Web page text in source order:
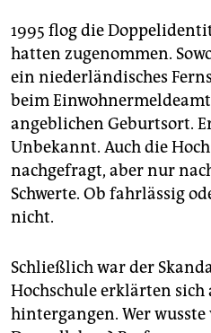
1995 flog die
hatten zugenommen.
ein niederländisches
beim
angeblichen Geburtsort.
Unbekannt. Auch die
nachgefragt, aber nur
Schwerte. Ob fahrlässig
nicht.
Schließlich war der
Hochschule erklärten
hintergangen. Wer wusste